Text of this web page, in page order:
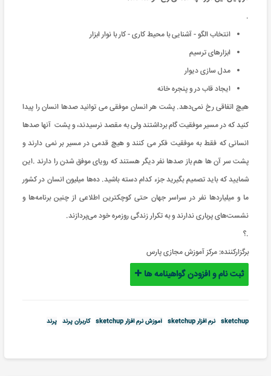
.
انتخاب الگو - آشنایی با محیط کاری - کار با نوار ابزار
ابزارهای ترسیم
مدل سازی دیوار
ایجاد قاب در و پنجره خانه
هیچ اتفاقی رخ نمی‌دهد. پشت هر انسان موفقی می توانید صدها انسان را پیدا
کنید که در مسیر موفقیت گام برداشتند ولی به مقصد نرسیدند، و پشت آنها صدها
انسانی که فقط به موفقیت فکر می کنند و هیچ قدمی در مسیر بر نمی دارند و
پشت سر آن ها هم باز صدها نفر دیگر هستند که رویای موفق شدن را دارند .این
شمایید که باید تصمیم بگیرید جزء کدام دسته باشید. ده‌ها میلیون‌ انسان در کشور
ما و میلیاردها نفر در سراسر جهان حتی کوچکترین اطلاعی از چنین برنامه‌ها و
نشست‌های پرباری ندارند و به تکرار زندگی روزمره خود می‌پردازند.
.؟
برگزارکننده: مرکز آموزش مجازی پارس
ثبت نام و افزودن گواهینامه ها
sketchup نرم افزار sketchup آموزش نرم افزار sketchup کاربران پرند پرند